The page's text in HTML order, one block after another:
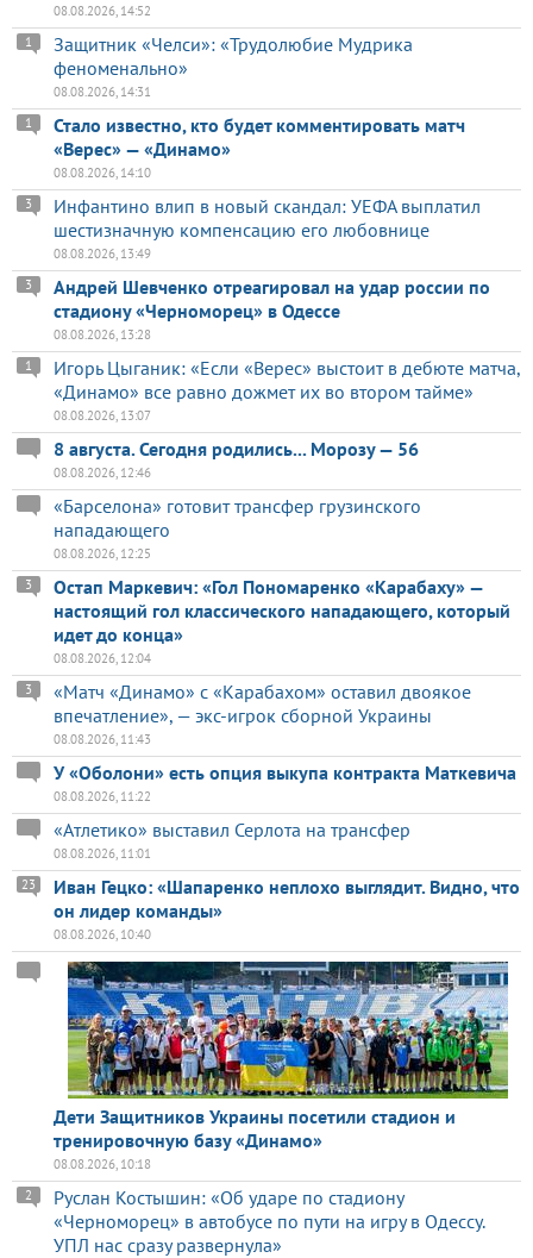
08.08.2026, 14:52
Защитник «Челси»: «Трудолюбие Мудрика
феноменально»
1
08.08.2026, 14:31
Стало известно, кто будет комментировать матч
«Верес» — «Динамо»
1
08.08.2026, 14:10
Инфантино влип в новый скандал: УЕФА выплатил
шестизначную компенсацию его любовнице
3
08.08.2026, 13:49
Андрей Шевченко отреагировал на удар россии по
стадиону «Черноморец» в Одессе
3
08.08.2026, 13:28
Игорь Цыганик: «Если «Верес» выстоит в дебюте матча,
«Динамо» все равно дожмет их во втором тайме»
1
08.08.2026, 13:07
8 августа. Сегодня родились... Морозу — 56
08.08.2026, 12:46
«Барселона» готовит трансфер грузинского
нападающего
08.08.2026, 12:25
Остап Маркевич: «Гол Пономаренко «Карабаху» —
настоящий гол классического нападающего, который
идет до конца»
3
08.08.2026, 12:04
«Матч «Динамо» с «Карабахом» оставил двоякое
впечатление», — экс-игрок сборной Украины
3
08.08.2026, 11:43
У «Оболони» есть опция выкупа контракта Маткевича
08.08.2026, 11:22
«Атлетико» выставил Серлота на трансфер
08.08.2026, 11:01
Иван Гецко: «Шапаренко неплохо выглядит. Видно, что
он лидер команды»
23
08.08.2026, 10:40
Дети Защитников Украины посетили стадион и
тренировочную базу «Динамо»
08.08.2026, 10:18
Руслан Костышин: «Об ударе по стадиону
«Черноморец» в автобусе по пути на игру в Одессу.
УПЛ нас сразу развернула»
2